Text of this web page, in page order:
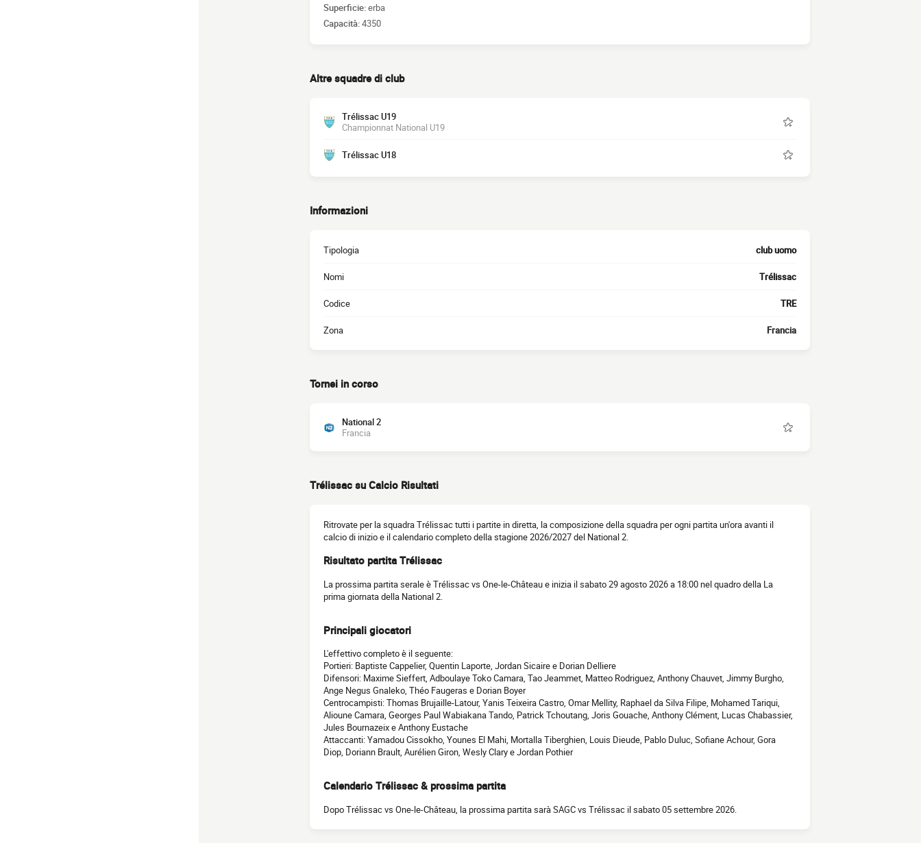
Superficie:erba
Capacità:4350
Altre squadre di club
Trélissac U19
Championnat National U19
Trélissac U18
Informazioni
Tipologia club uomo
Nomi Trélissac
Codice TRE
Zona Francia
Tornei in corso
National 2
Francia
Trélissac su Calcio Risultati
Ritrovate per la squadra Trélissac tutti i partite in diretta, la composizione della squadra per ogni partita un'ora avanti il
calcio di inizio e il calendario completo della stagione 2026/2027 del National 2.
Risultato partita Trélissac
La prossima partita serale è Trélissac vs One-le-Château e inizia il sabato 29 agosto 2026 a 18:00 nel quadro della La
prima giornata della National 2.
Principali giocatori
L'effettivo completo è il seguente:
Portieri: Baptiste Cappelier, Quentin Laporte, Jordan Sicaire e Dorian Delliere
Difensori: Maxime Sieffert, Adboulaye Toko Camara, Tao Jeammet, Matteo Rodriguez, Anthony Chauvet, Jimmy Burgho,
Ange Negus Gnaleko, Théo Faugeras e Dorian Boyer
Centrocampisti: Thomas Brujaille-Latour, Yanis Teixeira Castro, Omar Mellity, Raphael da Silva Filipe, Mohamed Tariqui,
Alioune Camara, Georges Paul Wabiakana Tando, Patrick Tchoutang, Joris Gouache, Anthony Clément, Lucas Chabassier,
Jules Bournazeix e Anthony Eustache
Attaccanti: Yamadou Cissokho, Younes El Mahi, Mortalla Tiberghien, Louis Dieude, Pablo Duluc, Sofiane Achour, Gora
Diop, Doriann Brault, Aurélien Giron, Wesly Clary e Jordan Pothier
Calendario Trélissac & prossima partita
Dopo Trélissac vs One-le-Château, la prossima partita sarà SAGC vs Trélissac il sabato 05 settembre 2026.